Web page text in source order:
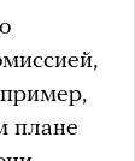
плане